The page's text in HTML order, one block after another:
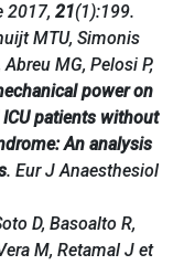
2017, 21(1):199.
MTU, Simonis
MG, Pelosi P,
power on
patients without
An analysis
. Eur J Anaesthesiol
D, Basoalto R,
M, Retamal J et